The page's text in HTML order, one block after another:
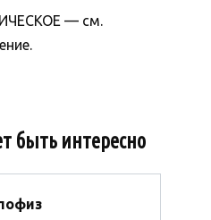
— см.
быть интересно